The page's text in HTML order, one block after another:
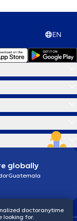
EN
globally
Guatemala
doctoranytime
looking for.